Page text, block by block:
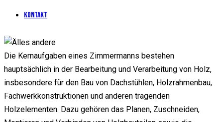
Kontakt
facebook
Die Kernaufgaben eines Zimmermanns bestehen
hauptsächlich in der Bearbeitung und Verarbeitung von Holz,
insbesondere für den Bau von Dachstühlen, Holzrahmenbau,
Fachwerkkonstruktionen und anderen tragenden
Holzelementen. Dazu gehören das Planen, Zuschneiden,